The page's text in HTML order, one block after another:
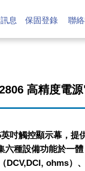
息 保固登錄 聯
高精度電
英吋觸控顯示幕，提
六種設備功能於一
DCV,DCI, ohms）